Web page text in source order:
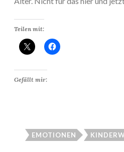
Teilen mit:
Gefällt mir:
EMOTIONEN